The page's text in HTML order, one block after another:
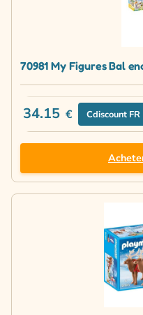
70981 My Figures Bal
34.15 € Cdiscount FR